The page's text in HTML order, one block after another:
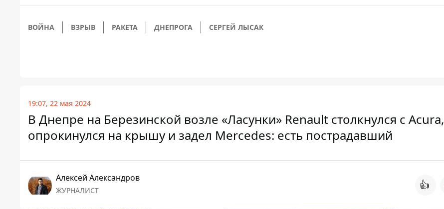
ВОЙНА ВЗРЫВ РАКЕТА ДНЕПРОГА СЕРГЕЙ ЛЫСАК
19:07, 22 мая 2024
В Днепре на Березинской возле «Ласунки» Renault столкнулся с Acura,
опрокинулся на крышу и задел Mercedes: есть пострадавший
Алексей Александров
ЖУРНАЛИСТ 👍